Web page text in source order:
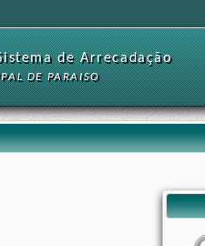
de Arrecadação
DE PARAISO